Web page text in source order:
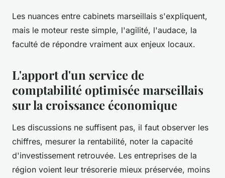
Les nuances entre cabinets marseillais s'expliquent,
mais le moteur reste simple, l'agilité, l'audace, la
faculté de répondre vraiment aux enjeux locaux.
L'apport d'un service de
comptabilité optimisée marseillais
sur la croissance économique
Les discussions ne suffisent pas, il faut observer les
chiffres, mesurer la rentabilité, noter la capacité
d'investissement retrouvée. Les entreprises de la
région voient leur trésorerie mieux préservée, moins